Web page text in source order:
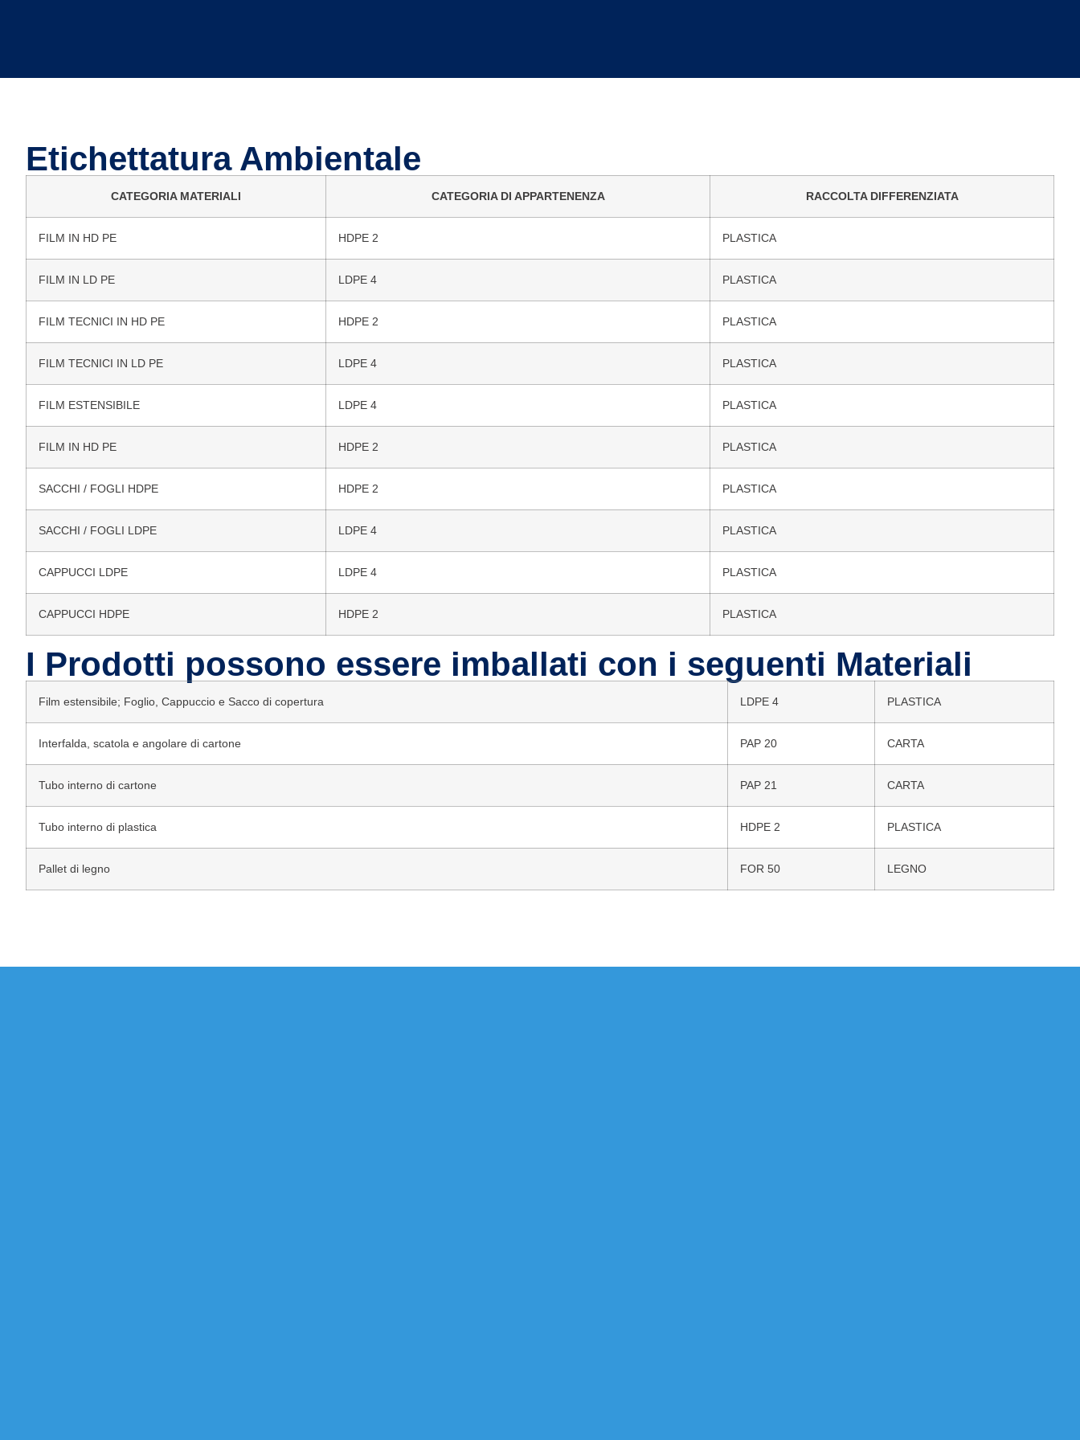
Etichettatura Ambientale
CATEGORIA MATERIALI CATEGORIA DI APPARTENENZA RACCOLTA DIFFERENZIATA
FILM IN HD PE HDPE 2 PLASTICA
FILM IN LD PE LDPE 4 PLASTICA
FILM TECNICI IN HD PE HDPE 2 PLASTICA
FILM TECNICI IN LD PE LDPE 4 PLASTICA
FILM ESTENSIBILE LDPE 4 PLASTICA
FILM IN HD PE HDPE 2 PLASTICA
SACCHI / FOGLI HDPE HDPE 2 PLASTICA
SACCHI / FOGLI LDPE LDPE 4 PLASTICA
CAPPUCCI LDPE LDPE 4 PLASTICA
CAPPUCCI HDPE HDPE 2 PLASTICA
I Prodotti possono essere imballati con i seguenti Materiali
Film estensibile; Foglio, Cappuccio e Sacco di copertura LDPE 4 PLASTICA
Interfalda, scatola e angolare di cartone PAP 20 CARTA
Tubo interno di cartone PAP 21 CARTA
Tubo interno di plastica HDPE 2 PLASTICA
Pallet di legno FOR 50 LEGNO